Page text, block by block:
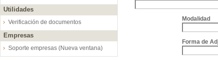
Utilidades
Verificación de documentos
Empresas
Soporte empresas (Nueva ventana)
Modalidad
Forma de